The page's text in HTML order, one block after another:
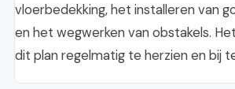
vloerbedekking, het installeren van
en het wegwerken van obstakels.
dit plan regelmatig te herzien en bij